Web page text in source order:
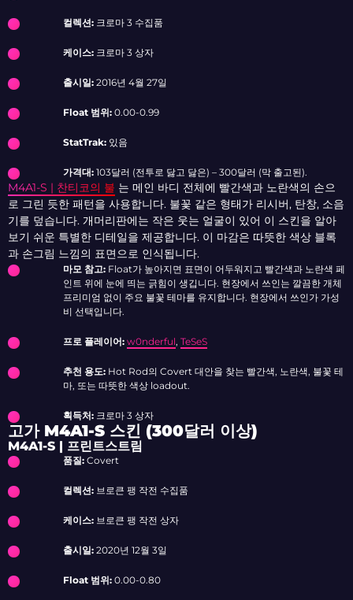
컬렉션: 크로마 3 수집품
케이스: 크로마 3 상자
출시일: 2016년 4월 27일
Float 범위: 0.00-0.99
StatTrak: 있음
가격대: 103달러 (전투로 닳고 닳은) – 300달러 (막 출고된).
M4A1-S | 찬티코의 불 는 메인 바디 전체에 빨간색과 노란색의 손으
로 그린 듯한 패턴을 사용합니다. 불꽃 같은 형태가 리시버, 탄창, 소음
기를 덮습니다. 개머리판에는 작은 웃는 얼굴이 있어 이 스킨을 알아
보기 쉬운 특별한 디테일을 제공합니다. 이 마감은 따뜻한 색상 블록
과 손그림 느낌의 표면으로 인식됩니다.
마모 참고: Float가 높아지면 표면이 어두워지고 빨간색과 노란색 페
인트 위에 눈에 띄는 긁힘이 생깁니다. 현장에서 쓰인는 깔끔한 개체
프리미엄 없이 주요 불꽃 테마를 유지합니다. 현장에서 쓰인가 가성
비 선택입니다.
프로 플레이어: w0nderful, TeSeS
추천 용도: Hot Rod의 Covert 대안을 찾는 빨간색, 노란색, 불꽃 테
마, 또는 따뜻한 색상 loadout.
획득처: 크로마 3 상자
고가 M4A1-S 스킨 (300달러 이상)
M4A1-S | 프린트스트림
품질: Covert
컬렉션: 브로큰 팽 작전 수집품
케이스: 브로큰 팽 작전 상자
출시일: 2020년 12월 3일
Float 범위: 0.00-0.80